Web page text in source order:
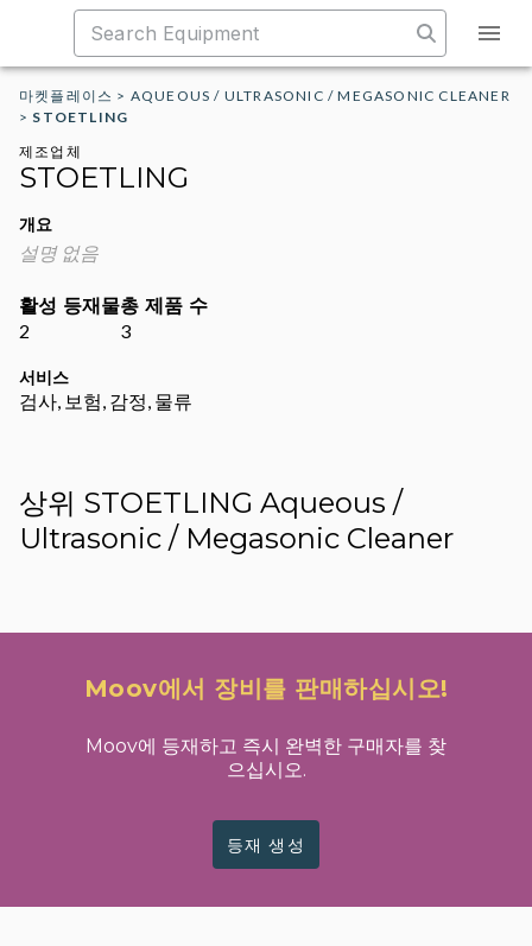
마켓플레이스 > AQUEOUS / ULTRASONIC / MEGASONIC CLEANER
> STOETLING
제조업체
STOETLING
개요
설명 없음
활성 등재물
2
총 제품 수
3
서비스
검사, 보험, 감정, 물류
상위 STOETLING Aqueous /
Ultrasonic / Megasonic Cleaner
Moov에서 장비를 판매하십시오!
Moov에 등재하고 즉시 완벽한 구매자를 찾
으십시오.
등재 생성